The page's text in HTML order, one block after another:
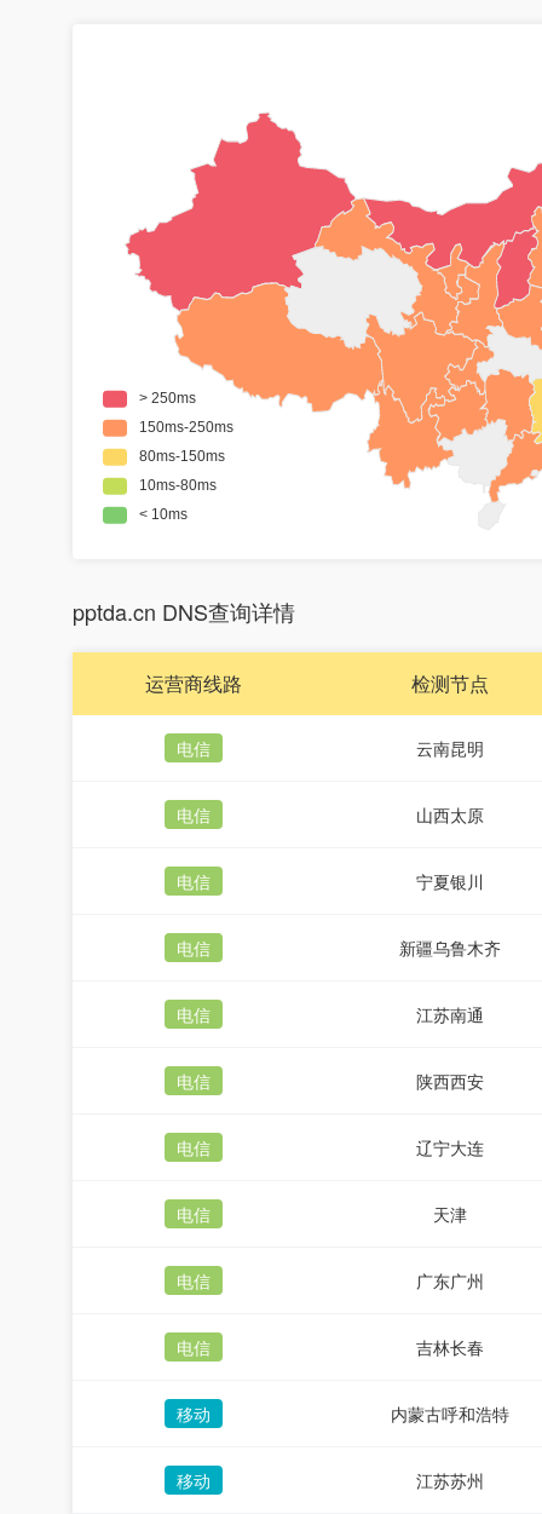
pptda.cn DNS查询详情
运营商线路 检测节点
电信 云南昆明
电信 山西太原
电信 宁夏银川
电信 新疆乌鲁木齐
电信 江苏南通
电信 陕西西安
电信 辽宁大连
电信 天津
电信 广东广州
电信 吉林长春
移动 内蒙古呼和浩特
移动 江苏苏州